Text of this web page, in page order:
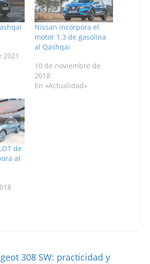
Nissan incorpora el
motor 1.3 de gasolina
al Qashqai
10 de noviembre de
2018
En «Actualidad»
de
al
308 SW: practicidad y